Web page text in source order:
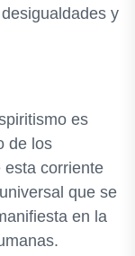
y
es
de los
esta corriente
que se
en la